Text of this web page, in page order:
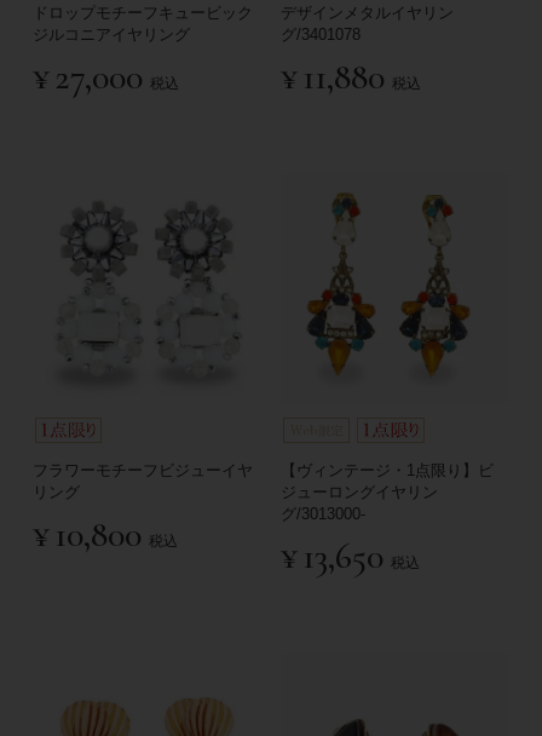
ドロップモチーフキュービック
ジルコニアイヤリング
¥27,000 税込
デザインメタルイヤリン
グ/3401078
¥ 11,880 税込
フラワーモチーフビジューイヤ
リング
¥ 10,800 税込
【ヴィンテージ・1点限り】ビ
ジューロングイヤリン
グ/3013000-
¥ 13,650 税込